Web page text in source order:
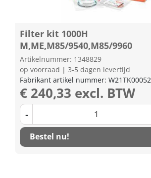
Filter kit 1000H
M,ME,M85/9540,M85/9960
Artikelnummer: 1348829
op voorraad | 3-5 dagen levertijd
Fabrikant artikel nummer: W21TK00052
€ 240,33 excl. BTW
-
Bestel nu!